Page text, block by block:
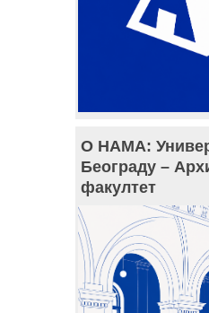
О НАМА:
Београду –
факултет